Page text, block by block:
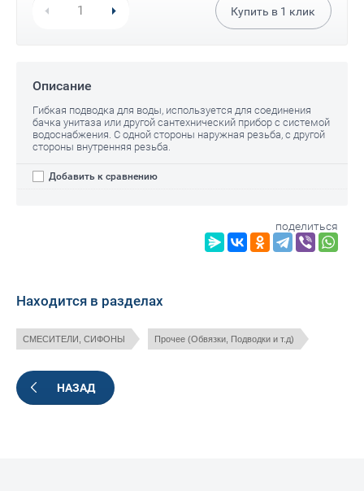
Купить в 1 клик
Описание
Гибкая подводка для воды, используется для соединения
бачка унитаза или другой сантехнический прибор с системой
водоснабжения. С одной стороны наружная резьба, с другой
стороны внутренняя резьба.
Добавить к сравнению
поделиться
Находится в разделах
СМЕСИТЕЛИ, СИФОНЫ Прочее (Обвязки, Подводки и т.д)
НАЗАД